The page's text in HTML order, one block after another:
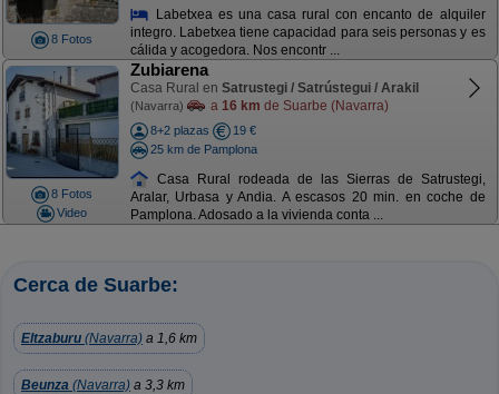
8 Fotos
Labetxea es una casa rural con encanto de alquiler
integro. Labetxea tiene capacidad para seis personas y es
cálida y acogedora. Nos encontr ...
8 Fotos
Video
Zubiarena
Casa Rural en Satrustegi / Satrústegui / Arakil
(Navarra) a 16 km de Suarbe (Navarra)
8+2 plazas
19 €
25 km de Pamplona
Casa Rural rodeada de las Sierras de Satrustegi,
Aralar, Urbasa y Andia. A escasos 20 min. en coche de
Pamplona. Adosado a la vivienda conta ...
Cerca de Suarbe:
Eltzaburu (Navarra) a 1,6 km
Beunza (Navarra) a 3,3 km